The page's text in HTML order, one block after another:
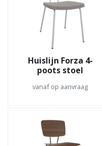
Huislijn Forza 4-
poots stoel
vanaf op aanvraag